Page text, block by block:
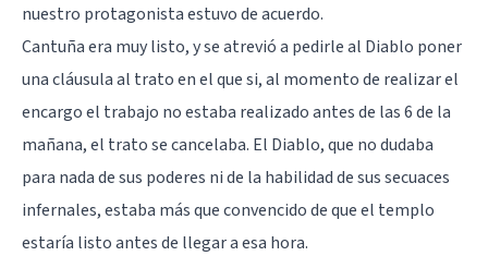
nuestro protagonista estuvo de acuerdo.
Cantuña era muy listo, y se atrevió a pedirle al Diablo poner
una cláusula al trato en el que si, al momento de realizar el
encargo el trabajo no estaba realizado antes de las 6 de la
mañana, el trato se cancelaba. El Diablo, que no dudaba
para nada de sus poderes ni de la habilidad de sus secuaces
infernales, estaba más que convencido de que el templo
estaría listo antes de llegar a esa hora.